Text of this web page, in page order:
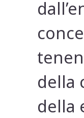
della
della